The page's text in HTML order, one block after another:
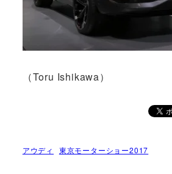
（Toru Ishikawa）
アウディ 東京モーターショー2017